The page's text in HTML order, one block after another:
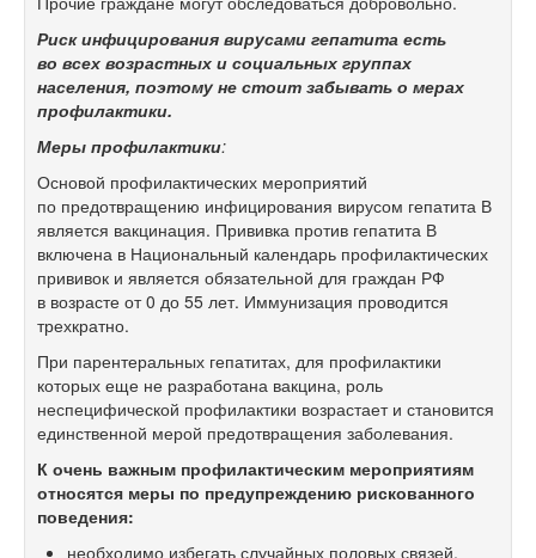
Риск инфицирования вирусами гепатита есть
во всех возрастных и социальных группах
населения, поэтому не стоит забывать о мерах
профилактики.
Меры профилактики:
Основой профилактических мероприятий
по предотвращению инфицирования вирусом гепатита В
является вакцинация. Прививка против гепатита В
включена в Национальный календарь профилактических
прививок и является обязательной для граждан РФ
в возрасте от 0 до 55 лет. Иммунизация проводится
трехкратно.
При парентеральных гепатитах, для профилактики
которых еще не разработана вакцина, роль
неспецифической профилактики возрастает и становится
единственной мерой предотвращения заболевания.
К очень важным профилактическим мероприятиям
относятся меры по предупреждению рискованного
поведения:
необходимо избегать случайных половых связей,